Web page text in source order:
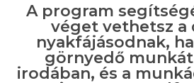
A program
véget vethetsz a
nyakfájásodnak,
görnyedő
irodában, és a